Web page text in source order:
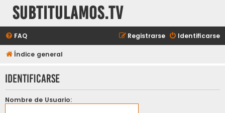
subtitulamos.tv
FAQ Identificarse
Registrarse
Índice general
Identificarse
Nombre de Usuario: